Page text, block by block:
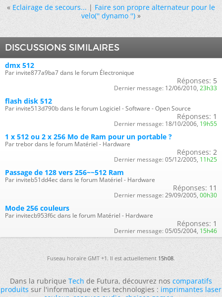
« Eclairage de secours...|Faire son propre alternateur pour le
velo('' dynamo '') »
DISCUSSIONS SIMILAIRES
dmx 512
Par invite877a9ba7 dans le forum Électronique
Réponses: 5
Dernier message: 12/06/2010, 23h33
flash disk 512
Par invite513d790b dans le forum Logiciel - Software - Open Source
Réponses: 1
Dernier message: 18/10/2006, 19h55
1 x 512 ou 2 x 256 Mo de Ram pour un portable ?
Par trebor dans le forum Matériel - Hardware
Réponses: 2
Dernier message: 05/12/2005, 11h25
Passage de 128 vers 256~~512 Ram
Par inviteb51dd4ec dans le forum Matériel - Hardware
Réponses: 11
Dernier message: 29/09/2005, 00h30
Mode 256 couleurs
Par invitecb953f6c dans le forum Matériel - Hardware
Réponses: 1
Dernier message: 05/05/2004, 15h46
Fuseau horaire GMT +1. Il est actuellement15h08.
Dans la rubriqueTechde Futura, découvrez noscomparatifs
produitssur l'informatique et les technologies :imprimantes laser